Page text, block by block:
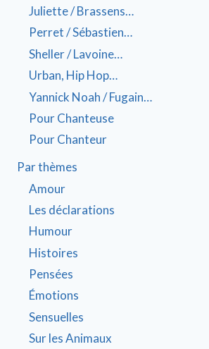
Juliette / Brassens…
Perret / Sébastien…
Sheller / Lavoine…
Urban, Hip Hop…
Yannick Noah / Fugain…
Pour Chanteuse
Pour Chanteur
Par thèmes
Amour
Les déclarations
Humour
Histoires
Pensées
Émotions
Sensuelles
Sur les Animaux